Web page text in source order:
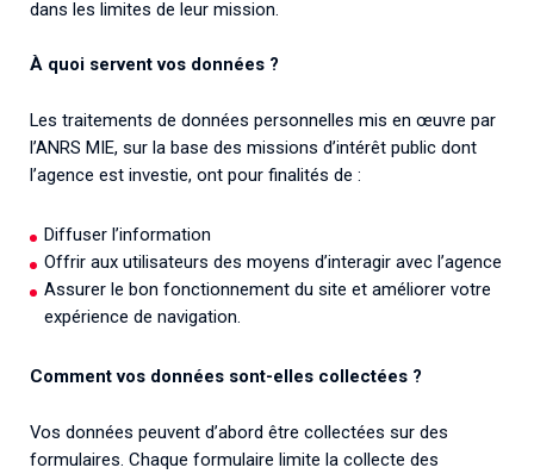
Associations de patient.e.s
inactives.
dans les limites de leur mission.
À quoi servent vos données ?
Les traitements de données personnelles mis en œuvre par
l’ANRS MIE, sur la base des missions d’intérêt public dont
l’agence est investie, ont pour finalités de :
Diffuser l’information
Offrir aux utilisateurs des moyens d’interagir avec l’agence
Assurer le bon fonctionnement du site et améliorer votre
expérience de navigation.
Comment vos données sont-elles collectées ?
Vos données peuvent d’abord être collectées sur des
formulaires. Chaque formulaire limite la collecte des